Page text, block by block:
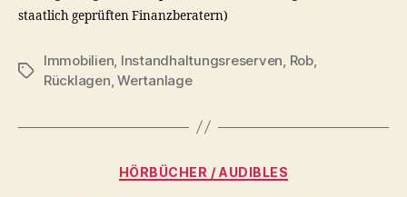
staatlich geprüften Finanzberatern)
Schlagwörter
Immobilien Instandhaltungsreserven Rob,
Rücklagen ,Wertanlage
Kategorien
HÖRBÜCHER / AUDIBLES